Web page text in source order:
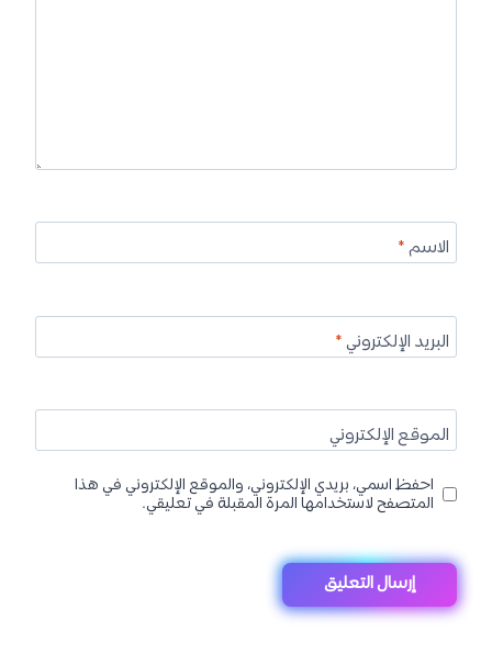
الاسم*
البريد الإلكتروني*
الموقع الإلكتروني
احفظ اسمي، بريدي الإلكتروني، والموقع الإلكتروني في هذا
المتصفح لاستخدامها المرة المقبلة في تعليقي.